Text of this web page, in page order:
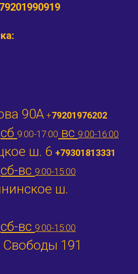
90А +79201976202
сб 9:00-17:00 вс 9:00-16:00
ш. 6 +79301813331
сб-вс 9:00-15:00
ш.
сб-вс 9:00-15:00
Свободы 191